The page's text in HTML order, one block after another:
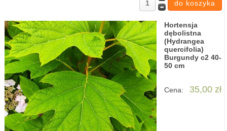
Hortensja
dębolistna
(Hydrangea
quercifolia)
Burgundy c2 40-
50 cm
Cena: 35,00 zł